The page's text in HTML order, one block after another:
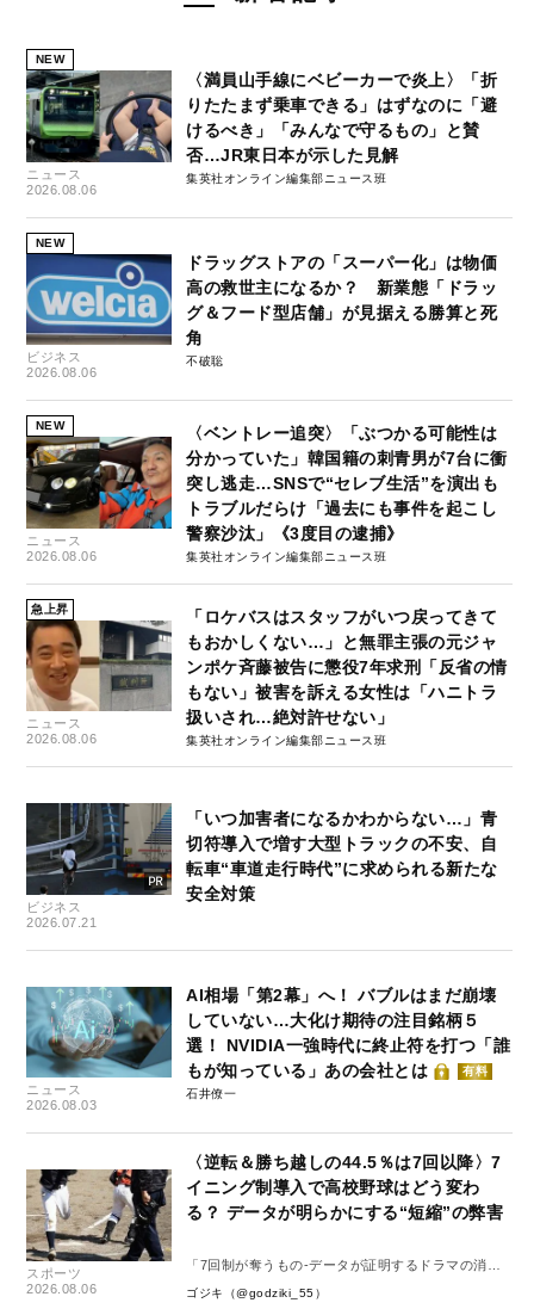
NEW
ニュース
2026.08.06
〈満員山手線にベビーカーで炎上〉「折
りたたまず乗車できる」はずなのに「避
けるべき」「みんなで守るもの」と賛
否…JR東日本が示した見解
集英社オンライン編集部ニュース班
NEW
ビジネス
2026.08.06
ドラッグストアの「スーパー化」は物価
高の救世主になるか？ 新業態「ドラッ
グ＆フード型店舗」が見据える勝算と死
角
不破聡
NEW
ニュース
2026.08.06
〈ベントレー追突〉「ぶつかる可能性は
分かっていた」韓国籍の刺青男が7台に衝
突し逃走…SNSで“セレブ生活”を演出も
トラブルだらけ「過去にも事件を起こし
警察沙汰」《3度目の逮捕》
集英社オンライン編集部ニュース班
急上昇
ニュース
2026.08.06
「ロケバスはスタッフがいつ戻ってきて
もおかしくない…」と無罪主張の元ジャ
ンポケ斉藤被告に懲役7年求刑「反省の情
もない」被害を訴える女性は「ハニトラ
扱いされ…絶対許せない」
集英社オンライン編集部ニュース班
ビジネス
2026.07.21
「いつ加害者になるかわからない…」青
切符導入で増す大型トラックの不安、自
転車“車道走行時代”に求められる新たな
安全対策
ニュース
2026.08.03
AI相場「第2幕」へ！ バブルはまだ崩壊
していない…大化け期待の注目銘柄５
選！ NVIDIA一強時代に終止符を打つ「誰
もが知っている」あの会社とは
有料
石井僚一
スポーツ
2026.08.06
〈逆転＆勝ち越しの44.5％は7回以降〉7
イニング制導入で高校野球はどう変わ
る？ データが明らかにする“短縮”の弊害
「7回制が奪うもの-データが証明するドラマの消
失-」
ゴジキ（@godziki_55）